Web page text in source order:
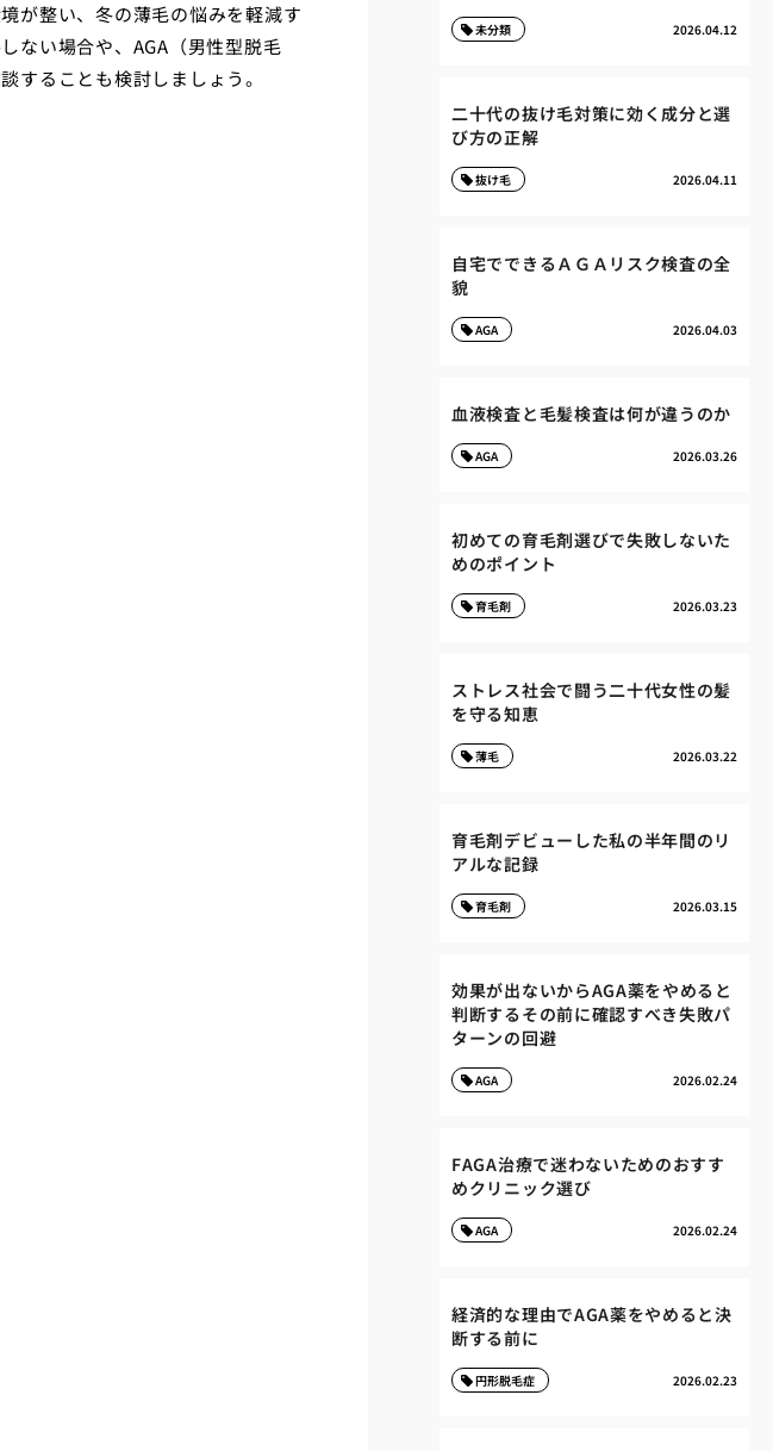
が整い、冬の薄毛の悩みを軽減す
ない場合や、AGA（男性型脱毛
することも検討しましょう。
2026.04.12
未分類
二十代の抜け毛対策に効く成分と選
び方の正解
2026.04.11
抜け毛
自宅でできるＡＧＡリスク検査の全
貌
2026.04.03
AGA
血液検査と毛髪検査は何が違うのか
2026.03.26
AGA
初めての育毛剤選びで失敗しないた
めのポイント
2026.03.23
育毛剤
ストレス社会で闘う二十代女性の髪
を守る知恵
2026.03.22
薄毛
育毛剤デビューした私の半年間のリ
アルな記録
2026.03.15
育毛剤
効果が出ないからAGA薬をやめると
判断するその前に確認すべき失敗パ
ターンの回避
2026.02.24
AGA
FAGA治療で迷わないためのおすす
めクリニック選び
2026.02.24
AGA
経済的な理由でAGA薬をやめると決
断する前に
2026.02.23
円形脱毛症